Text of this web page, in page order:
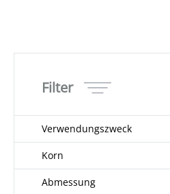
Filter
Verwendungszweck
Korn
Abmessung